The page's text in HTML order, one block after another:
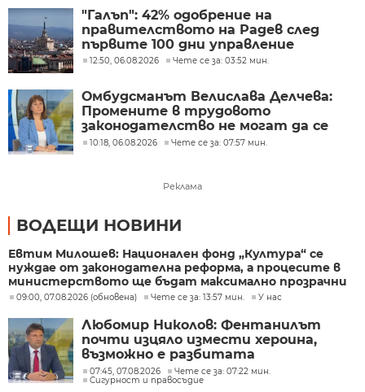
"Галъп": 42% одобрение на
правителството на Радев след
първите 100 дни управление
12:50, 06.08.2026 Чете се за: 03:52 мин.
Омбудсманът Велислава Делчева:
Промените в трудовото
законодателство не могат да се
правят през бюджета
10:18, 06.08.2026 Чете се за: 07:57 мин.
Реклама
ВОДЕЩИ НОВИНИ
Евтим Милошев: Национален фонд „Култура“ се
нуждае от законодателна реформа, а процесите в
министерството ще бъдат максимално прозрачни
09:00, 07.08.2026 (обновена) Чете се за: 13:57 мин. У нас
Любомир Николов: Фентанилът
почти изцяло измести хероина,
възможно е разбитата
лаборатория да е единствената у
нас
07:45, 07.08.2026
Чете се за: 07:22 мин.
Сигурност и правосъдие